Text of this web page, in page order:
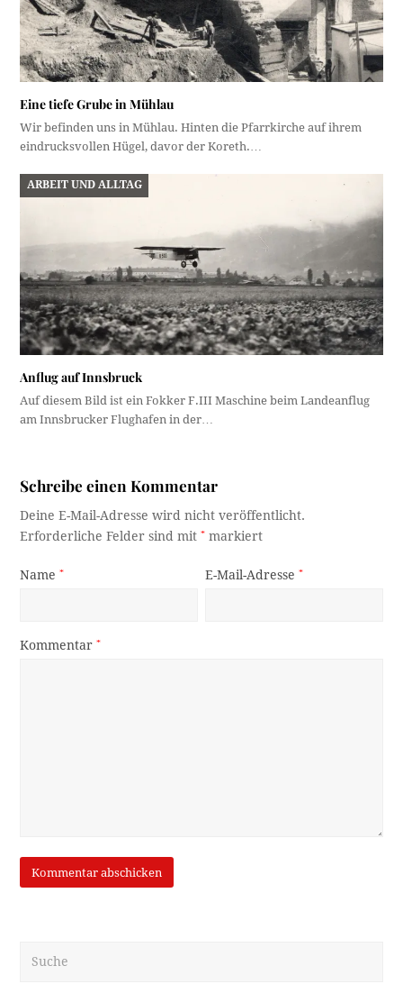
Eine tiefe Grube in Mühlau
Wir befinden uns in Mühlau. Hinten die Pfarrkirche auf ihrem
eindrucksvollen Hügel, davor der Koreth.…
ARBEIT UND ALLTAG
Anflug auf Innsbruck
Auf diesem Bild ist ein Fokker F.III Maschine beim Landeanflug
am Innsbrucker Flughafen in der…
Schreibe einen Kommentar
Deine E-Mail-Adresse wird nicht veröffentlicht.
Erforderliche Felder sind mit* markiert
Name* E-Mail-Adresse*
Kommentar*